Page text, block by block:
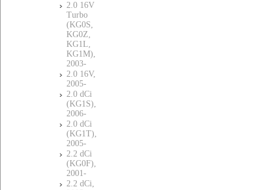
2.0 16V
Turbo
(KG0S,
KG0Z,
KG1L,
KG1M),
2003-
2.0 16V,
2005-
2.0 dCi
(KG1S),
2006-
2.0 dCi
(KG1T),
2005-
2.2 dCi
(KG0F),
2001-
2.2 dCi,